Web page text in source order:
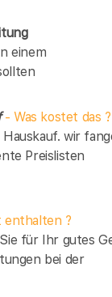
einem
- Was kostet das ?
wir
Preislisten
enthalten ?
für Ihr gutes
bei der